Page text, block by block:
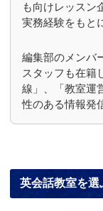
も向けレッスン
実務経験をもと
編集部のメンバ
スタッフも在籍
線」、「教室運
性のある情報発
英会話教室を